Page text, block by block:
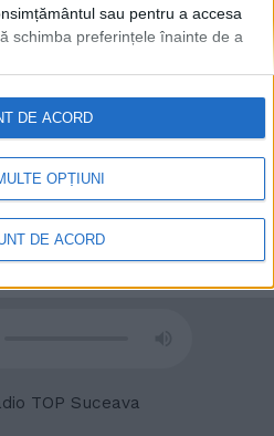
sau pentru a accesa
schimba preferințele înainte de a
moment, revenind la acest site
din partea de jos a
OPȚIUNI
DE ACORD
DE ACORD
TOP Suceava